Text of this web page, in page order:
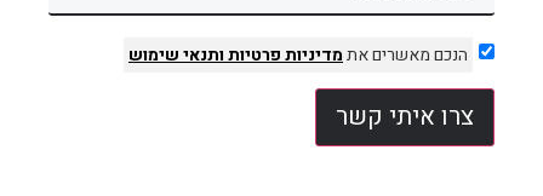
הנכם מאשרים אתמדיניות פרטיותותנאי שימוש
צרו איתי קשר